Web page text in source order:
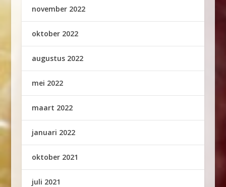
november 2022
oktober 2022
augustus 2022
mei 2022
maart 2022
januari 2022
oktober 2021
juli 2021